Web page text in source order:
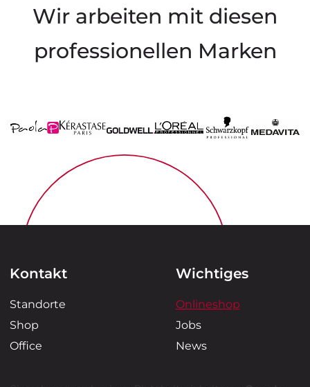
Wir arbeiten mit diesen
professionellen Marken
Kontakt
Standorte
Shop
Office
Wichtiges
Onlineshop
Jobs
News